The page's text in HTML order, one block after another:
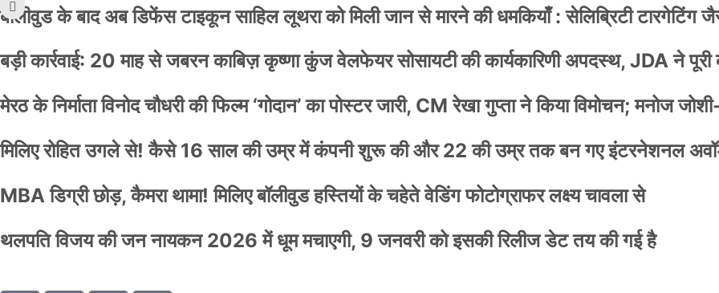
बॉलीवुड के बाद अब डिफेंस टाइकून साहिल लूथरा को मिली जान से मारने की धमकियाँ : सेलिब्रिटी टारगेटिंग
बड़ी कार्रवाई: 20 माह से जबरन काबिज़ कृष्णा कुंज वेलफेयर सोसायटी की कार्यकारिणी अपदस्थ, JDA ने पूरी
मेरठ के निर्माता विनोद चौधरी की फिल्म ‘गोदान’ का पोस्टर जारी, CM रेखा गुप्ता ने किया विमोचन; मनोज
मिलिए रोहित उगले से! कैसे 16 साल की उम्र में कंपनी शुरू की और 22 की उम्र तक बन गए इंटरनेशनल
MBA डिग्री छोड़, कैमरा थामा! मिलिए बॉलीवुड हस्तियों के चहेते वेडिंग फोटोग्राफर लक्ष्य चावला से
थलपति विजय की जन नायकन 2026 में धूम मचाएगी, 9 जनवरी को इसकी रिलीज डेट तय की गई है